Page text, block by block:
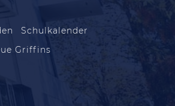
Schulkalender
Griffins